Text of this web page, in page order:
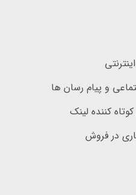
و پیام رسان ها
کننده لینک
در فروش